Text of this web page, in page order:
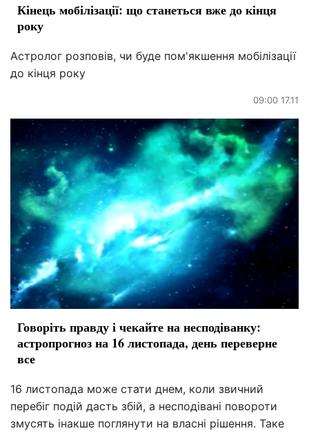
Кінець мобілізації: що станеться вже до кінця
року
Астролог розповів, чи буде пом'якшення мобілізації
до кінця року
09:00 17.11
Говоріть правду і чекайте на несподіванку:
астропрогноз на 16 листопада, день переверне
все
16 листопада може стати днем, коли звичний
перебіг подій дасть збій, а несподівані повороти
змусять інакше поглянути на власні рішення. Таке